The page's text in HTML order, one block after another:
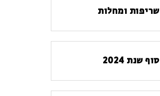
שריפות ומחלות
סוף שנת 2024